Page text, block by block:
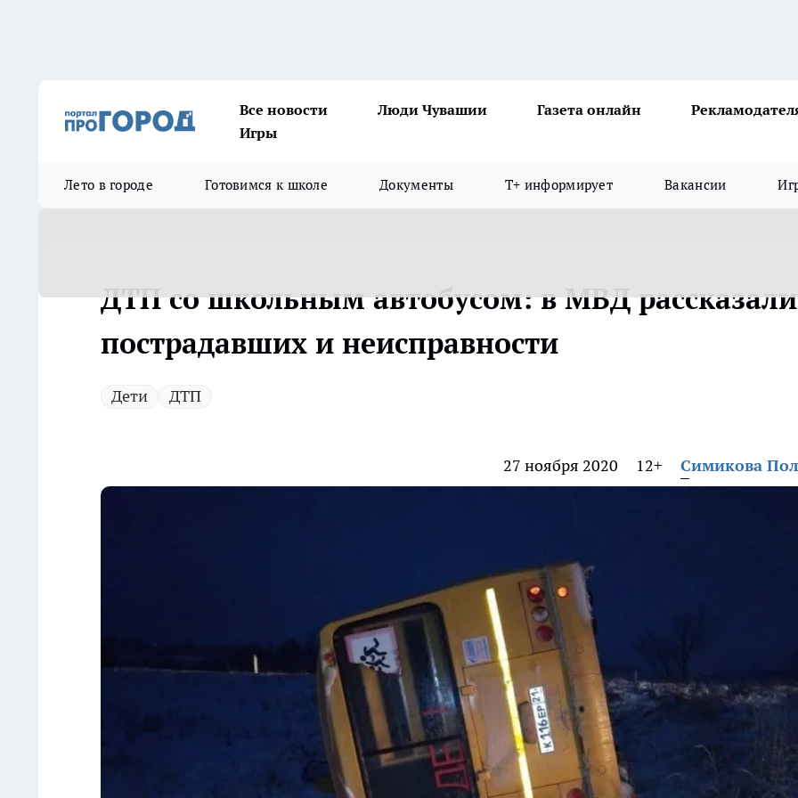
Все новости Люди Чувашии Газета онлайн
Игры
Лето в городе Готовимся к школе Документы Т+ информирует Вакансии
ДТП со школьным автобусом: в МВД
пострадавших и неисправности
Дети ДТП
27 ноября 2020 12+ Симикова